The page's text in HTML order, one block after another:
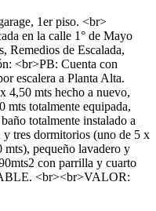
1er piso. <br>
en la calle 1° de Mayo
Remedios de Escalada,
<br>PB: Cuenta con
escalera a Planta Alta.
4,50 mts hecho a nuevo,
mts totalmente equipada,
totalmente instalado a
tres dormitorios (uno de 5 x
pequeño lavadero y
con parrilla y cuarto
<br><br>VALOR: